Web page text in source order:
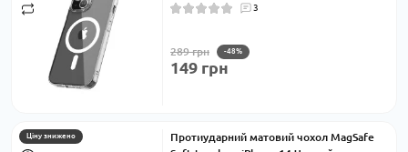
3
289 грн -48%
149 грн
Ціну знижено
Протиударний матовий чохол MagSafe